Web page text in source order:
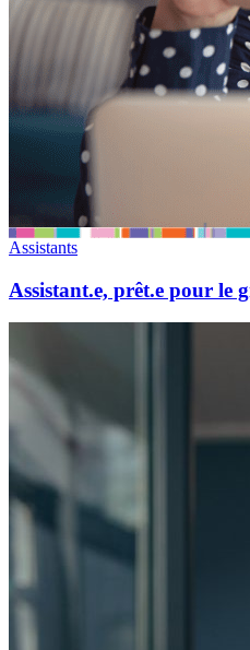
Assistants
Assistant.e, prêt.e pour le